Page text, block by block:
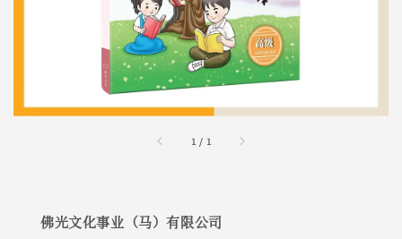
1 / 1
佛光文化事业（马）有限公司